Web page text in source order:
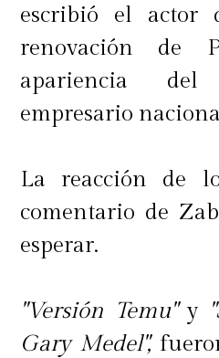
escribió el actor
renovación de
apariencia
empresario
La reacción de
comentario de
esperar.
"Versión Temu"y
Gary Medel",